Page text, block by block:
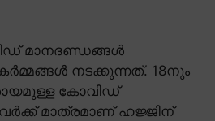
മാനദണ്ഡങ്ങൾ
നടക്കുന്നത്. 18നും
കോവിഡ്
മാത്രമാണ് ഹജ്ജിന്